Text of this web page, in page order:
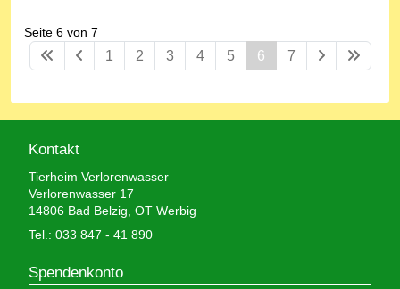
Seite 6 von 7
1 2 3 4 5 6 7
Kontakt
Tierheim Verlorenwasser
Verlorenwasser 17
14806 Bad Belzig, OT Werbig
Tel.: 033 847 - 41 890
Spendenkonto